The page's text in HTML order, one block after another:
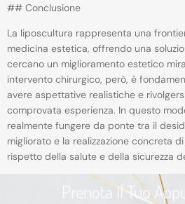
## Conclusione
La liposcultura rappresenta una
medicina estetica, offrendo una
cercano un miglioramento estetico
intervento chirurgico, però, è
avere aspettative realistiche e
comprovata esperienza. In questo
realmente fungere da ponte tra il
migliorato e la realizzazione concreta
rispetto della salute e della sicurezza
Prenota Il Tuo